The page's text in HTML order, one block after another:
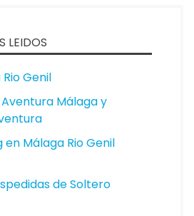
LEIDOS
Genil
Málaga y
Málaga Rio Genil
de Soltero